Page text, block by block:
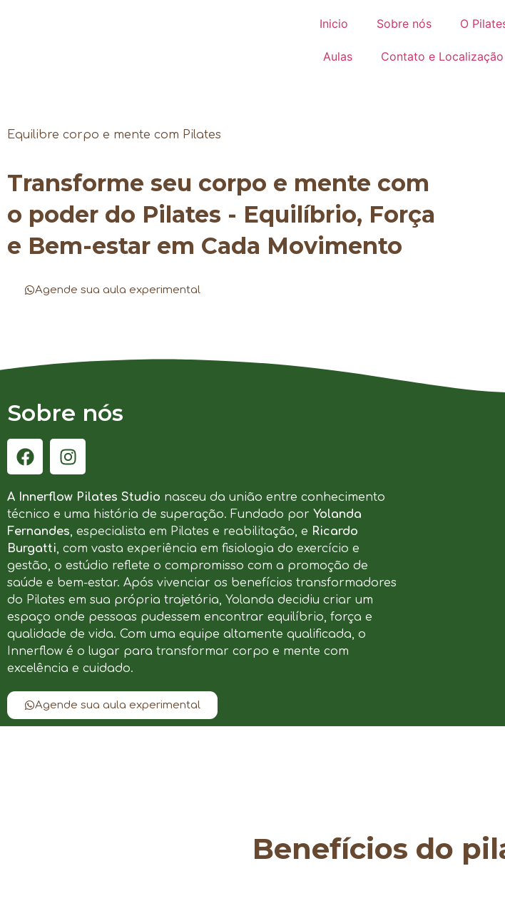
Inicio Sobre nós O
Aulas Contato e Localização
Equilibre corpo e mente com Pilates
Transforme seu corpo e mente com
o poder do Pilates - Equilíbrio, Força
e Bem-estar em Cada Movimento
Agende sua aula experimental
Sobre nós
A Innerflow Pilates Studio nasceu da união entre conhecimento
técnico e uma história de superação. Fundado por Yolanda
Fernandes, especialista em Pilates e reabilitação, e Ricardo
Burgatti, com vasta experiência em fisiologia do exercício e
gestão, o estúdio reflete o compromisso com a promoção de
saúde e bem-estar. Após vivenciar os benefícios transformadores
do Pilates em sua própria trajetória, Yolanda decidiu criar um
espaço onde pessoas pudessem encontrar equilíbrio, força e
qualidade de vida. Com uma equipe altamente qualificada, o
Innerflow é o lugar para transformar corpo e mente com
excelência e cuidado.
Agende sua aula experimental
Benefícios do